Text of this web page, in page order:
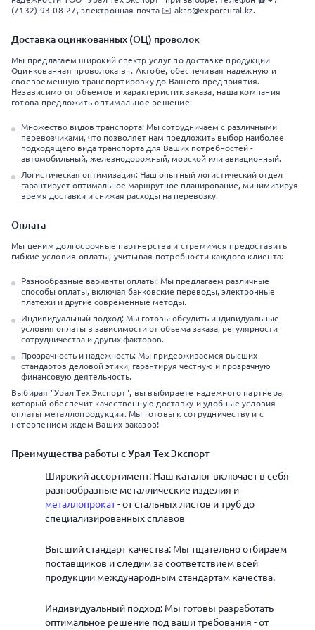
(7132) 93-08-27, электронная почта ✉️ aktb@exportural.kz.
Доставка оцинкованных (ОЦ) проволок
Мы предлагаем широкий спектр услуг по доставке продукции
Оцинкованная проволока в г. Актобе, обеспечивая надежную и
своевременную транспортировку до Вашего предприятия.
Независимо от объемов и характеристик заказа, наша компания
готова предложить оптимальное решение:
Множество видов транспорта: Мы сотрудничаем с различными
перевозчиками, что позволяет нам предложить выбор наиболее
подходящего вида транспорта для Ваших потребностей -
автомобильный, железнодорожный, морской или авиационный.
Логистическая оптимизация: Наш опытный логистический отдел
гарантирует оптимальное маршрутное планирование, минимизируя
время доставки и снижая расходы на перевозку.
Оплата
Мы ценим долгосрочные партнерства и стремимся предоставить
гибкие условия оплаты, учитывая потребности каждого клиента:
Разнообразные варианты оплаты: Мы предлагаем различные
способы оплаты, включая банковские переводы, электронные
платежи и другие современные методы.
Индивидуальный подход: Мы готовы обсудить индивидуальные
условия оплаты в зависимости от объема заказа, регулярности
сотрудничества и других факторов.
Прозрачность и надежность: Мы придерживаемся высших
стандартов деловой этики, гарантируя честную и прозрачную
финансовую деятельность.
Выбирая "Урал Тех Экспорт", вы выбираете надежного партнера,
который обеспечит качественную доставку и удобные условия
оплаты металлопродукции. Мы готовы к сотрудничеству и с
нетерпением ждем Ваших заказов!
Преимущества работы с Урал Тех Экспорт
Широкий ассортимент: Наш каталог включает в себя
разнообразные металлические изделия и
металлопрокат- от стальных листов и труб до
специализированных сплавов
Высший стандарт качества: Мы тщательно отбираем
поставщиков и следим за соответствием всей
продукции международным стандартам качества.
Индивидуальный подход: Мы готовы разработать
оптимальное решение под ваши требования - от